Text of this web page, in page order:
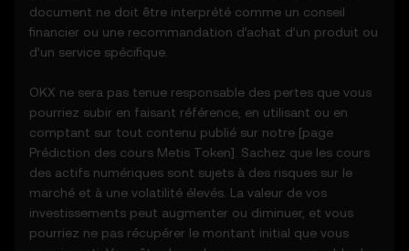
document ne doit être interprété comme un conseil
financier ou une recommandation d’achat d’un produit ou
d’un service spécifique.
OKX ne sera pas tenue responsable des pertes que vous
pourriez subir en faisant référence, en utilisant ou en
comptant sur tout contenu publié sur notre [page
Prédiction des cours Metis Token]. Sachez que les cours
des actifs numériques sont sujets à des risques sur le
marché et à une volatilité élevés. La valeur de vos
investissements peut augmenter ou diminuer, et vous
pourriez ne pas récupérer le montant initial que vous
garantie de quelque nature que ce soit.
peuvent inclure :
sources tierces.
d'information, y compris des visualisations
- Des notifications ou des annonces
inhabituelles.
3.3 Ces fonctions de prévision des cours ne